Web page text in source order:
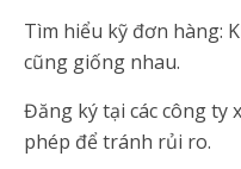
Tìm hiểu kỹ đơn hàng:
cũng giống nhau.
Đăng ký tại các công ty
phép để tránh rủi ro.